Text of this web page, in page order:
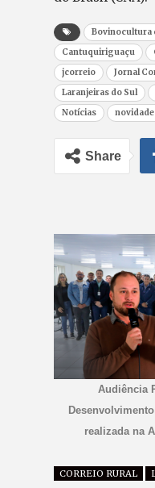
Bovinocultura
Cantuquiriguaçu
jcorreio
Jornal
Laranjeiras do Sul
Notícias
Share
Audiência
realizada na
CORREIO RURAL